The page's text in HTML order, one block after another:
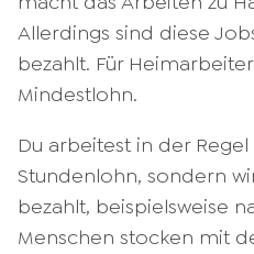
Allerdings sind diese
bezahlt. Für
Mindestlohn.
Du arbeitest in der
Stundenlohn, sondern
bezahlt, beispielsweise
Menschen stocken mit